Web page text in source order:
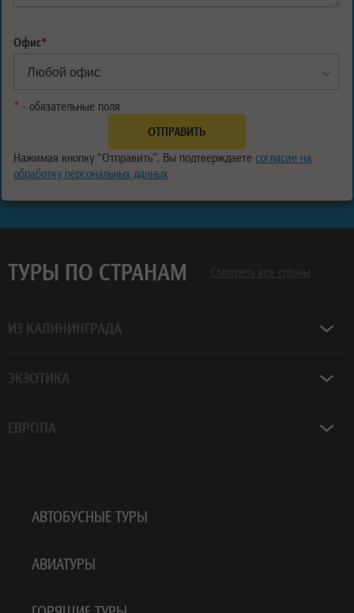
Офис*
* - обязательные поля
Нажимая кнопку "Отправить", Вы подтверждаете согласие на
обработку персональных данных
ТУРЫ ПО СТРАНАМ Смотреть все страны
ИЗ КАЛИНИНГРАДА
ЭКЗОТИКА
ЕВРОПА
АВТОБУСНЫЕ ТУРЫ
АВИАТУРЫ